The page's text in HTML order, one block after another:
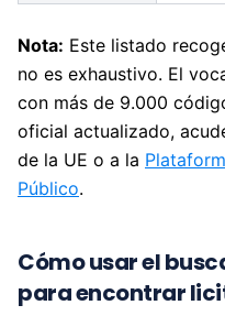
Nota: Este listado
no es exhaustivo. El
con más de 9.000
oficial actualizado,
de la UE o a la
Público.
Cómo usar el
para encontrar